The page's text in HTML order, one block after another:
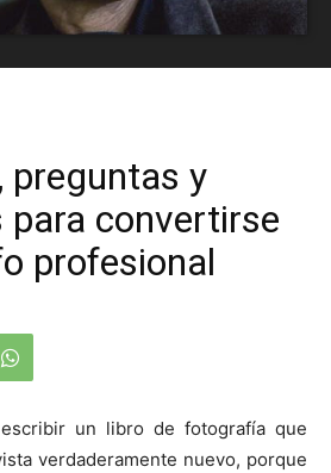
preguntas y
para convertirse
profesional
un libro de fotografía que
verdaderamente nuevo, porque